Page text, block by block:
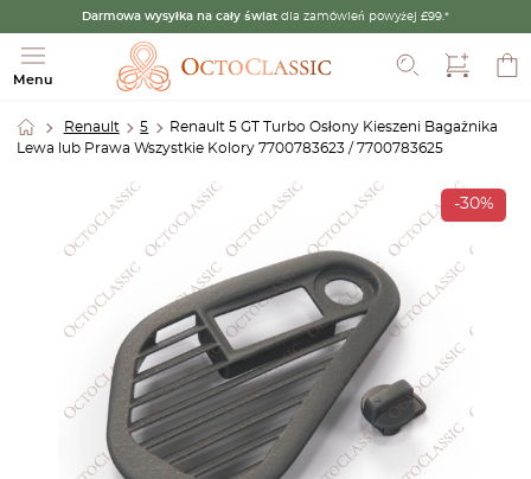
Darmowa wysyłka na cały świat dla zamówień powyżej £99.*
Menu
Szukaj
Renault 5
Renault 5 GT Turbo Osłony Kieszeni Bagażnika
Lewa lub Prawa Wszystkie Kolory 7700783623 / 7700783625
-30%